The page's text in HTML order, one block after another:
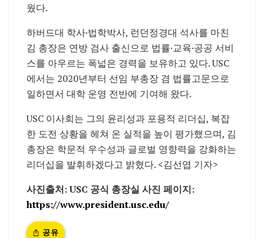
웠다.
하버드대 학사·법학박사, 런던정경대 석사를 마친
김 총장은 연방 검사 출신으로 법률·교육·공공 서비
스를 아우르는 폭넓은 경력을 보유하고 있다. USC
에서는 2020년부터 선임 부총장 겸 법률고문으로
일하면서 대학 운영 전반에 기여해 왔다.
USC 이사회는 그의 윤리성과 포용적 리더십, 복잡
한 도전 상황을 헤쳐 온 실적을 높이 평가했으며, 김
총장은 학문적 우수성과 글로벌 영향력을 강화하는
리더십을 발휘하겠다고 밝혔다. <김선엽 기자>
사진출처: USC 공식 총장실 사진 페이지:
https://www.president.usc.edu/
공유